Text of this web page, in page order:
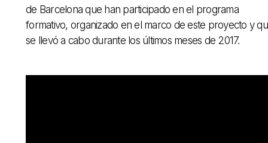
de Barcelona que han participado en el programa
formativo, organizado en el marco de este proyecto y
se llevó a cabo durante los últimos meses de 2017.